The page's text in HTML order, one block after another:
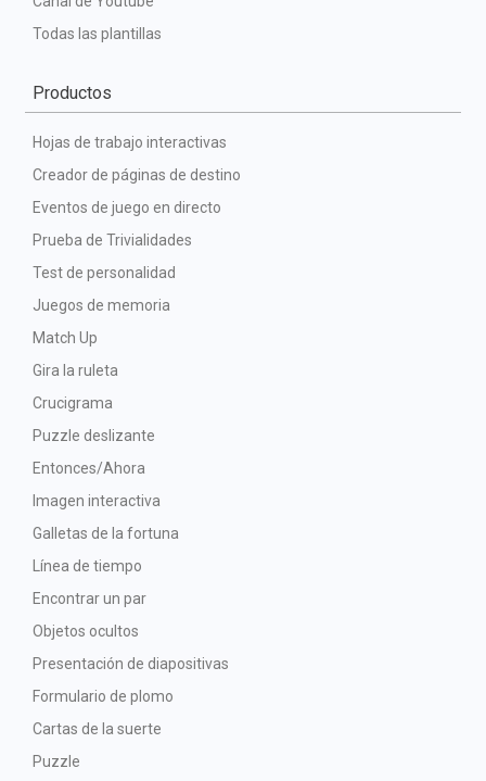
Todas las plantillas
Productos
Hojas de trabajo interactivas
Creador de páginas de destino
Eventos de juego en directo
Prueba de Trivialidades
Test de personalidad
Juegos de memoria
Match Up
Gira la ruleta
Crucigrama
Puzzle deslizante
Entonces/Ahora
Imagen interactiva
Galletas de la fortuna
Línea de tiempo
Encontrar un par
Objetos ocultos
Presentación de diapositivas
Formulario de plomo
Cartas de la suerte
Puzzle